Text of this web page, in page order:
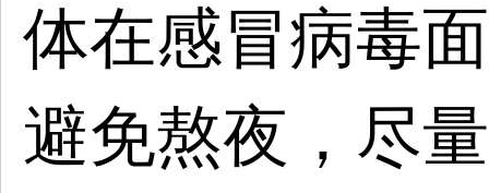
体在感冒病毒
避免熬夜，尽